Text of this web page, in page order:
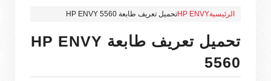
توب HP Driver
الرئيسيةHP ENVYتحميل تعريف طابعة HP ENVY 5560
تحميل تعريف طابعة HP ENVY
5560